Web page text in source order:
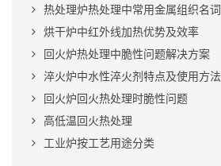
热处理炉热处理中常用金属组织名词
烘干炉中红外线加热优势及效率
回火炉热处理中脆性问题解决方案
淬火炉中水性淬火剂特点及使用方法
回火炉回火热处理时脆性问题
高低温回火热处理
工业炉按工艺用途分类